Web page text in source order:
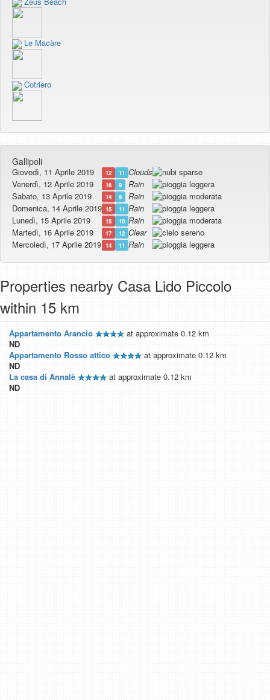
Le Macàre
Cotriero
Gallipoli
Giovedì, 11 Aprile 2019 12 11 Clouds
Venerdì, 12 Aprile 2019
16 9
Rain
Sabato, 13 Aprile 2019
14 9
Rain
Domenica, 14 Aprile 2019 15 11 Rain
Lunedì, 15 Aprile 2019
15 10 Rain
Martedì, 16 Aprile 2019
17 12 Clear
Mercoledì, 17 Aprile 2019 14 11 Rain
Properties nearby Casa Lido Piccolo
within 15 km
Appartamento Arancio
at approximate 0.12 km
ND
Appartamento Rosso attico
at approximate 0.12 km
ND
La casa di Annalè
at approximate 0.12 km
ND